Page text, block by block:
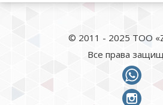
© 2011 - 2025 ТОО
Все права